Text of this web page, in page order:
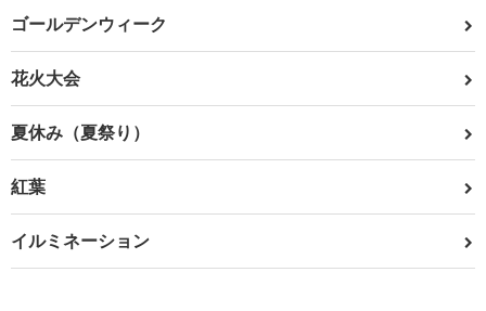
ゴールデンウィーク
花火大会
夏休み（夏祭り）
紅葉
イルミネーション